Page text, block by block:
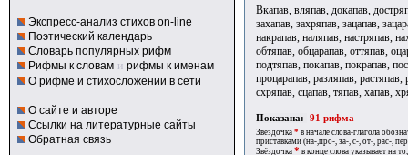
Экспресс-анализ стихов on-line
Поэтический календарь
Словарь популярных рифм
Рифмы к словам и рифмы к именам
О рифме и стихосложении в сети
О сайте и авторе
Ссылки на литературные сайты
Обратная связь
Вкапав, вляпав, докапав,
захапав, захряпав, зацапав,
накрапав, наляпав, настряпав,
обтяпав, обцарапав, оттяпав,
подтяпав, покапав, покрапав,
процарапав, разляпав, растяпав,
схряпав, сцапав, тяпав, хапав,
Показана: 91 рифма
Звёздочка * в начале слова-глагола
приставками (на-,про-, за-, с-, от-, рас-,
Звёздочка * в конце слова указывает на